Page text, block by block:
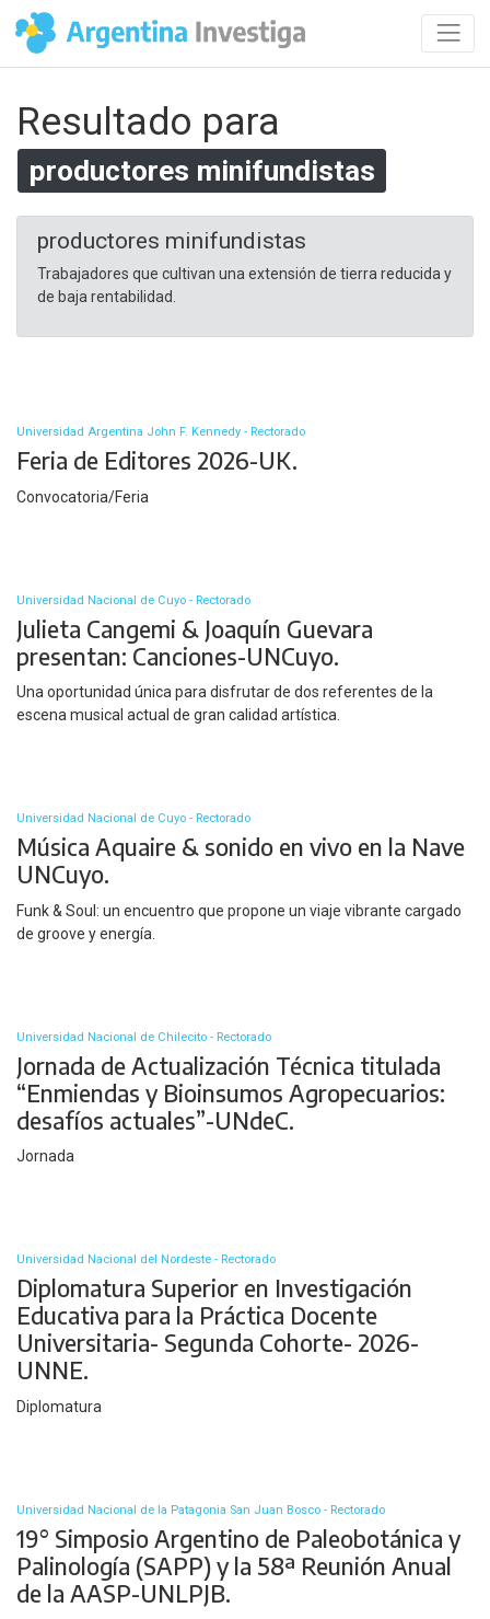
Resultado para
productores minifundistas
productores minifundistas
Trabajadores que cultivan una extensión de tierra reducida y
de baja rentabilidad.
Universidad Argentina John F. Kennedy - Rectorado
Feria de Editores 2026-UK.
Convocatoria/Feria
Universidad Nacional de Cuyo - Rectorado
Julieta Cangemi & Joaquín Guevara
presentan: Canciones-UNCuyo.
Una oportunidad única para disfrutar de dos referentes de la
escena musical actual de gran calidad artística.
Universidad Nacional de Cuyo - Rectorado
Música Aquaire & sonido en vivo en la Nave
UNCuyo.
Funk & Soul: un encuentro que propone un viaje vibrante cargado
de groove y energía.
Universidad Nacional de Chilecito - Rectorado
Jornada de Actualización Técnica titulada
“Enmiendas y Bioinsumos Agropecuarios:
desafíos actuales”-UNdeC.
Jornada
Universidad Nacional del Nordeste - Rectorado
Diplomatura Superior en Investigación
Educativa para la Práctica Docente
Universitaria- Segunda Cohorte- 2026-
UNNE.
Diplomatura
Universidad Nacional de la Patagonia San Juan Bosco - Rectorado
19° Simposio Argentino de Paleobotánica y
Palinología (SAPP) y la 58ª Reunión Anual
de la AASP-UNLPJB.